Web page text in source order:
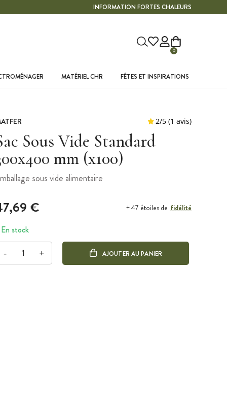
INFORMATION FORTES CHALEURS
0
MATÉRIEL CHR FÊTES ET INSPIRATIONS
Sous Vide Standard
mm (x100)
sous vide alimentaire
€ + 47 étoiles de fidélité
En stock
- + AJOUTER AU PANIER